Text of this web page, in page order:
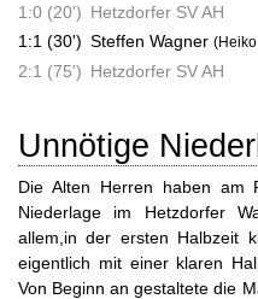
1:0 (20') Hetzdorfer SV AH
1:1 (30') Steffen Wagner
2:1 (75') Hetzdorfer SV AH
Unnötige
Die Alten Herren haben am
Niederlage im Hetzdorfer
allem,in der ersten Halbzeit
eigentlich mit einer klaren
Von Beginn an gestaltete die